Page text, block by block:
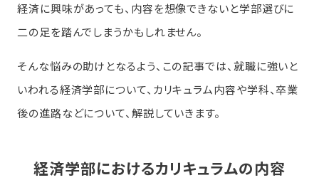
経済に興味があっても、内容を想像できないと学部選びに
二の足を踏んでしまうかもしれません。
そんな悩みの助けとなるよう、この記事では、就職に強いと
いわれる経済学部について、カリキュラム内容や学科、卒業
後の進路などについて、解説していきます。
経済学部におけるカリキュラムの内容